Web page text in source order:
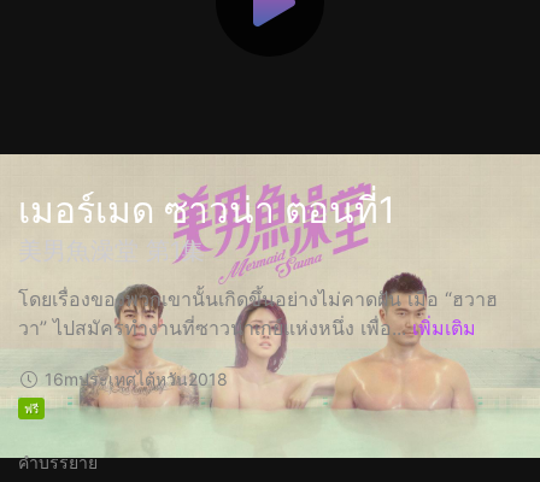
เมอร์เมด ซาวน่า ตอนที่1
美男魚澡堂 第1集
โดยเรื่องของพวกเขานั้นเกิดขึ้นอย่างไม่คาดฝัน เมื่อ “ฮวาฮ
วา” ไปสมัครทำงานที่ซาวน่าเกย์แห่งหนึ่ง เพื่อ... เพิ่มเติม
16mประเทศไต้หวัน2018
ฟรี
คำบรรยาย